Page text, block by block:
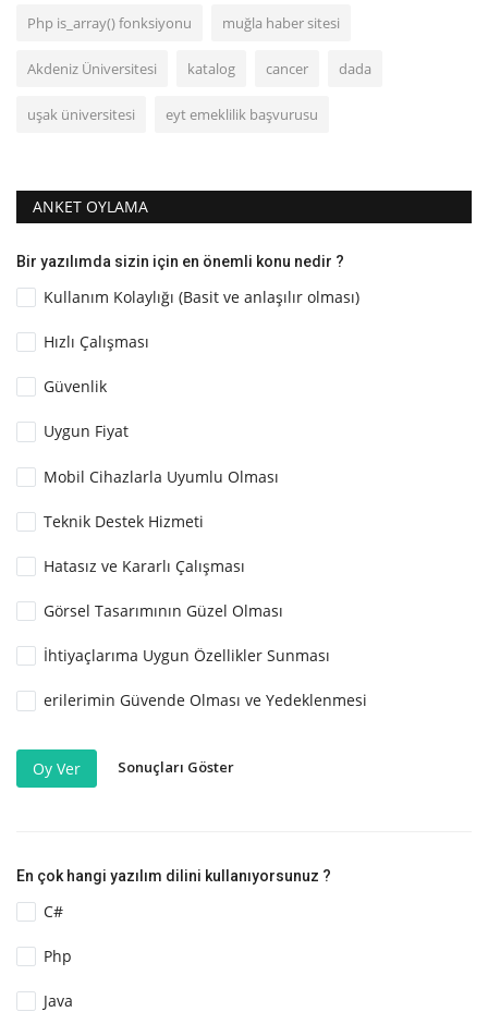
Php is_array() fonksiyonu muğla haber sitesi
Akdeniz Üniversitesi katalog cancer dada
uşak üniversitesi eyt emeklilik başvurusu
ANKET OYLAMA
Bir yazılımda sizin için en önemli konu nedir ?
Kullanım Kolaylığı (Basit ve anlaşılır olması)
Hızlı Çalışması
Güvenlik
Uygun Fiyat
Mobil Cihazlarla Uyumlu Olması
Teknik Destek Hizmeti
Hatasız ve Kararlı Çalışması
Görsel Tasarımının Güzel Olması
İhtiyaçlarıma Uygun Özellikler Sunması
erilerimin Güvende Olması ve Yedeklenmesi
Oy Ver Sonuçları Göster
En çok hangi yazılım dilini kullanıyorsunuz ?
C#
Php
Java